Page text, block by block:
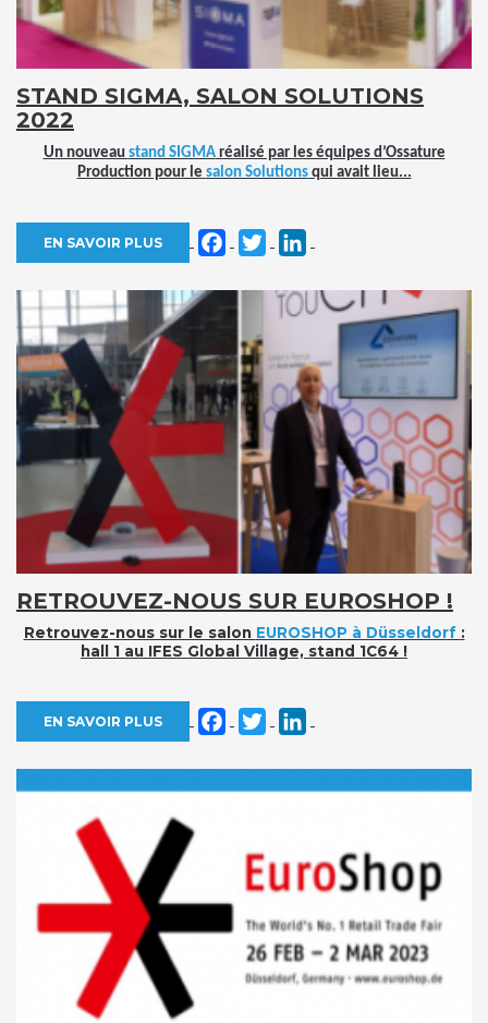
STAND SIGMA, SALON SOLUTIONS
2022
Un nouveau stand SIGMAréalisé par les équipes d’Ossature
Production pour le salon Solutionsqui avait lieu...
EN SAVOIR PLUS Facebook
Twitter
RETROUVEZ-NOUS SUR EUROSHOP !
Retrouvez-nous sur le salon EUROSHOP à Düsseldorf :
hall 1 au IFES Global Village, stand 1C64 !
EN SAVOIR PLUS Facebook
Twitter